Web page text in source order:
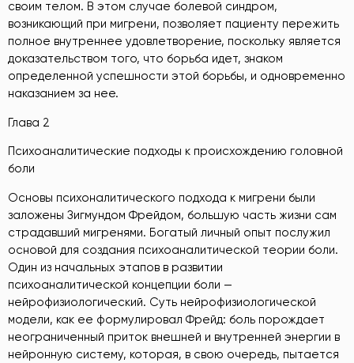
своим телом. В этом случае болевой синдром,
возникающий при мигрени, позволяет пациенту пережить
полное внутреннее удовлетворение, поскольку является
доказательством того, что борьба идет, знаком
определенной успешности этой борьбы, и одновременно
наказанием за нее.
Глава 2
Психоаналитические подходы к происхождению головной
боли
Основы психоналитического подхода к мигрени были
заложены Зигмундом Фрейдом, большую часть жизни сам
страдавший мигренями. Богатый личный опыт послужил
основой для создания психоаналитической теории боли.
Один из начальных этапов в развитии
психоаналитической концепции боли —
нейрофизиологический. Суть нейрофизиологической
модели, как ее формулировал Фрейд: боль порождает
неограниченный приток внешней и внутренней энергии в
нейронную систему, которая, в свою очередь, пытается